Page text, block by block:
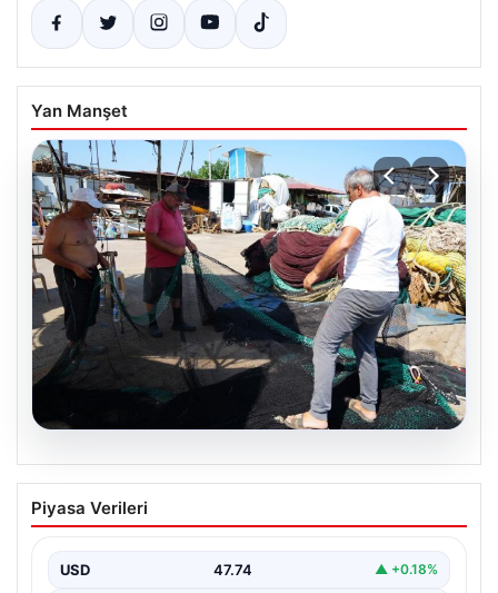
Yan Manşet
Yeni sezon 1 Eylül’de başlıyor. “4 aydır
hazırlanıyoruz, işaretler iyi”
Sayıyor", "content": "Karadeniz bölgesinde balıkçılık
sektörü,…
Piyasa Verileri
USD 47.74 ▲ +0.18%